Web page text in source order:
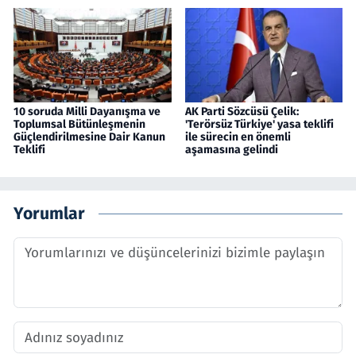
10 soruda Milli Dayanışma ve
Toplumsal Bütünleşmenin
Güçlendirilmesine Dair Kanun
Teklifi
AK Parti Sözcüsü Çelik:
'Terörsüz Türkiye' yasa teklifi
ile sürecin en önemli
aşamasına gelindi
Yorumlar